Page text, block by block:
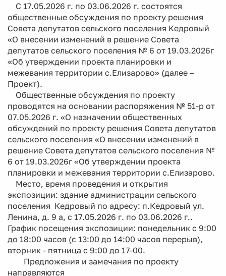
С 17.05.2026 г. по 03.06.2026 г. состоятся
общественные обсуждения по проекту решения
Совета депутатов сельского поселения Кедровый
«О внесении изменений в решение Совета
депутатов сельского поселения № 6 от 19.03.2026г
«Об утверждении проекта планировки и
межевания территории с.Елизарово» (далее –
Проект).
Общественные обсуждения по проекту
проводятся на основании распоряжения № 51-р от
07.05.2026 г. «О назначении общественных
обсуждений по проекту решения Совета депутатов
сельского поселения «О внесении изменений в
решение Совета депутатов сельского поселения №
6 от 19.03.2026г «Об утверждении проекта
планировки и межевания территории с.Елизарово.
Место, время проведения и открытия
экспозиции: здание администрации сельского
поселения Кедровый по адресу: п.Кедровый ул.
Ленина, д. 9 а, с 17.05.2026 г. по 03.06.2026 г..
График посещения экспозиции: понедельник с 9:00
до 18:00 часов (с 13:00 до 14:00 часов перерыв),
вторник - пятница с 9:00 до 17-00.
Предложения и замечания по проекту
направляются